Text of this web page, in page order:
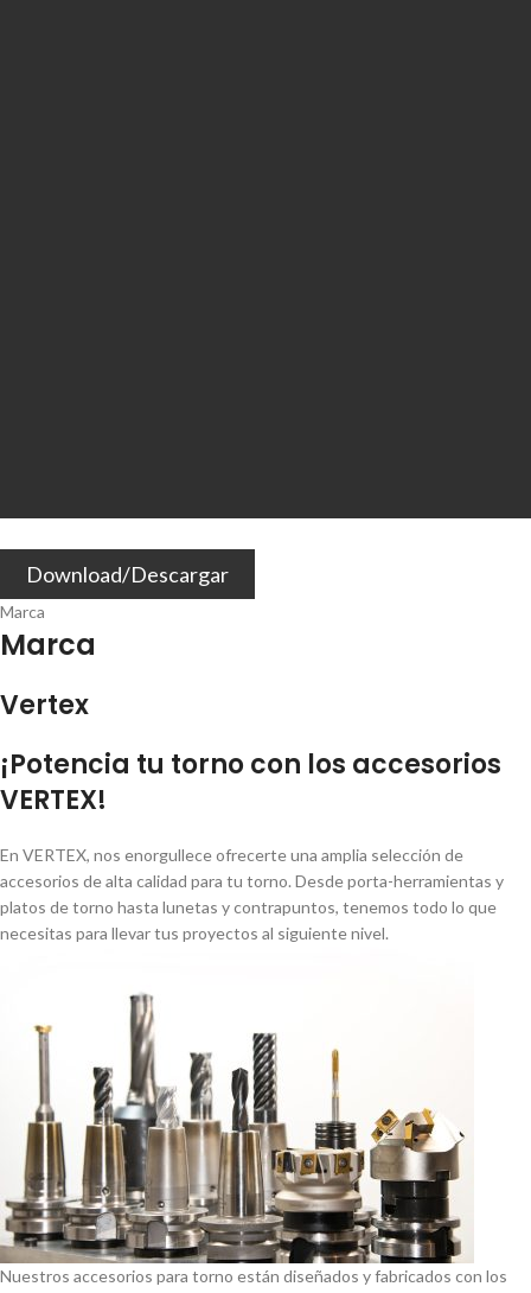
Download/Descargar
Marca
Marca
Vertex
¡Potencia tu torno con los accesorios
VERTEX!
En VERTEX, nos enorgullece ofrecerte una amplia selección de
accesorios de alta calidad para tu torno. Desde porta-herramientas y
platos de torno hasta lunetas y contrapuntos, tenemos todo lo que
necesitas para llevar tus proyectos al siguiente nivel.
Nuestros accesorios para torno están diseñados y fabricados con los